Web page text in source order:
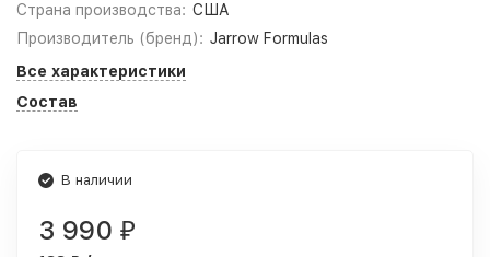
Страна производства: США
Производитель (бренд): Jarrow Formulas
Все характеристики
Состав
В наличии
3 990 ₽